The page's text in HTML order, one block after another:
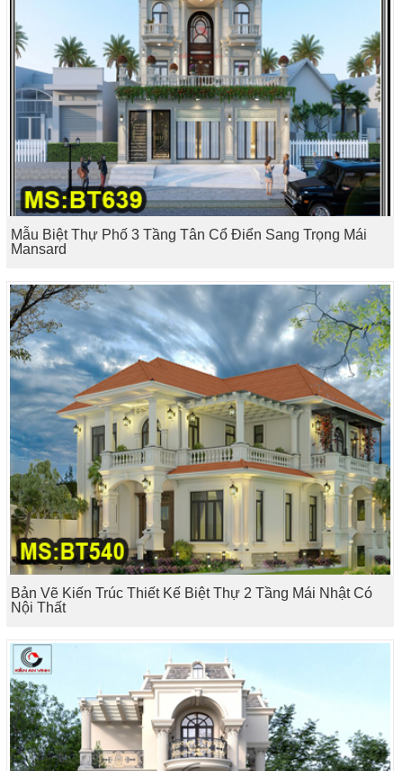
Mẫu Biệt Thự Phố 3 Tầng Tân Cổ Điển Sang Trọng Mái
Mansard
Bản Vẽ Kiến Trúc Thiết Kế Biệt Thự 2 Tầng Mái Nhật Có
Nội Thất